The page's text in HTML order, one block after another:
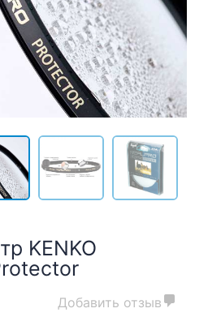
KENKO
Добавить отзыв